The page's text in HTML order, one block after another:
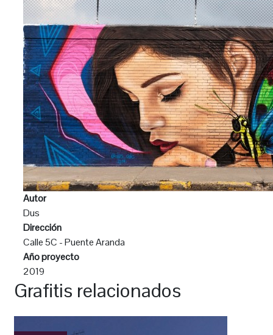
navegación
Autor
Dus
Dirección
Calle 5C - Puente Aranda
Año proyecto
2019
Grafitis relacionados